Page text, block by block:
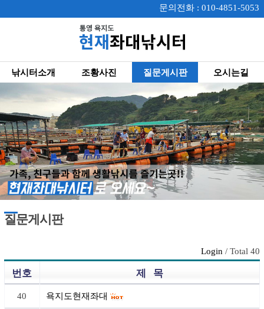
문의전화 : 010-4851-5053
낚시터소개 조황사진 질문게시판 오시는길
질문게시판
Login / Total 40
번호 제 목
40 욕지도현재좌대